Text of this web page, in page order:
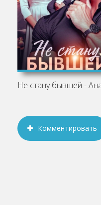
Комментировать